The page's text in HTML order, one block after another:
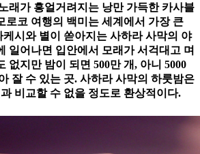
래가 흥얼거려지는 낭만 가득한 카사블
로코 여행의 백미는 세계에서 가장 큰
시와 별이 쏟아지는 사하라 사막의 야
일어나면 입안에서 모래가 서걱대고 며
없지만 밤이 되면 500만 개, 아니 5000
잘 수 있는 곳. 사하라 사막의 하룻밤은
비교할 수 없을 정도로 환상적이다.